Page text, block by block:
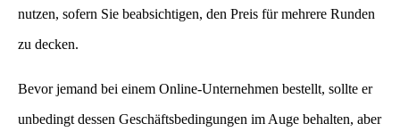
nutzen, sofern Sie beabsichtigen, den Preis für mehrere Runden
zu decken.
Bevor jemand bei einem Online-Unternehmen bestellt, sollte er
unbedingt dessen Geschäftsbedingungen im Auge behalten, aber